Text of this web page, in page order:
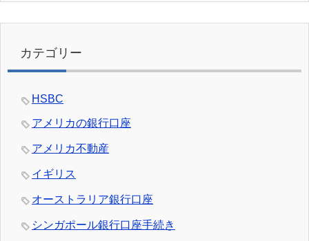
カテゴリー
HSBC
アメリカの銀行口座
アメリカ不動産
イギリス
オーストラリア銀行口座
シンガポール銀行口座手続き